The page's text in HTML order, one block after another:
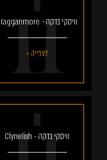
וויסקי בדקה - Cragganmore
לצפייה >
וויסקי בדקה - Clynelish